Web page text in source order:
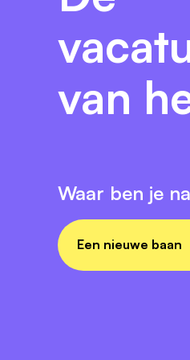
van
Waar ben je
Een nieuwe baan